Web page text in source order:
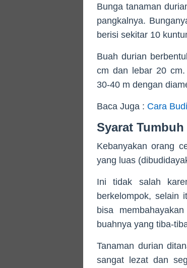
Bunga tanaman
pangkalnya.
berisi sekitar 10
Buah durian
cm dan lebar 20 cm.
30-40 m dengan
Baca Juga : Cara
Syarat
Kebanyakan orang
yang luas
Ini tidak salah
berkelompok, selain
bisa
buahnya yang tiba-
Tanaman durian
sangat lezat dan